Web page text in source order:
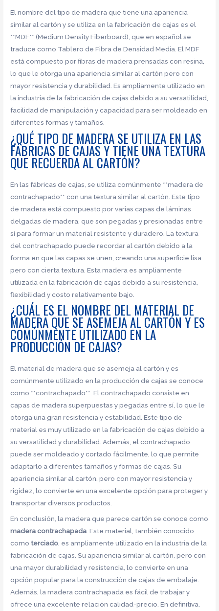
El nombre del tipo de madera que tiene una apariencia
similar al cartón y se utiliza en la fabricación de cajas es el
**MDF** (Medium Density Fiberboard), que en español se
traduce como Tablero de Fibra de Densidad Media. El MDF
está compuesto por fibras de madera prensadas con resina,
lo que le otorga una apariencia similar al cartón pero con
mayor resistencia y durabilidad. Es ampliamente utilizado en
la industria de la fabricación de cajas debido a su versatilidad,
facilidad de manipulación y capacidad para ser moldeado en
diferentes formas y tamaños.
¿QUÉ TIPO DE MADERA SE UTILIZA EN LAS
FÁBRICAS DE CAJAS Y TIENE UNA TEXTURA
QUE RECUERDA AL CARTÓN?
En las fábricas de cajas, se utiliza comúnmente **madera de
contrachapado** con una textura similar al cartón. Este tipo
de madera está compuesto por varias capas de láminas
delgadas de madera, que son pegadas y presionadas entre
sí para formar un material resistente y duradero. La textura
del contrachapado puede recordar al cartón debido a la
forma en que las capas se unen, creando una superficie lisa
pero con cierta textura. Esta madera es ampliamente
utilizada en la fabricación de cajas debido a su resistencia,
flexibilidad y costo relativamente bajo.
¿CUÁL ES EL NOMBRE DEL MATERIAL DE
MADERA QUE SE ASEMEJA AL CARTÓN Y ES
COMÚNMENTE UTILIZADO EN LA
PRODUCCIÓN DE CAJAS?
El material de madera que se asemeja al cartón y es
comúnmente utilizado en la producción de cajas se conoce
como **contrachapado**. El contrachapado consiste en
capas de madera superpuestas y pegadas entre sí, lo que le
otorga una gran resistencia y estabilidad. Este tipo de
material es muy utilizado en la fabricación de cajas debido a
su versatilidad y durabilidad. Además, el contrachapado
puede ser moldeado y cortado fácilmente, lo que permite
adaptarlo a diferentes tamaños y formas de cajas. Su
apariencia similar al cartón, pero con mayor resistencia y
rigidez, lo convierte en una excelente opción para proteger y
transportar diversos productos.
En conclusión, la madera que parece cartón se conoce como
madera contrachapada . Este material, también conocido
comoterciado , es ampliamente utilizado en la industria de la
fabricación de cajas. Su apariencia similar al cartón, pero con
una mayor durabilidad y resistencia, lo convierte en una
opción popular para la construcción de cajas de embalaje.
Además, la madera contrachapada es fácil de trabajar y
ofrece una excelente relación calidad-precio. En definitiva,